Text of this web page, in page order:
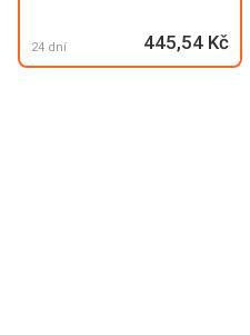
24 dní 445,54 Kč